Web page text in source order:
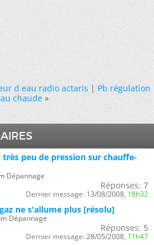
d eau radio actaris|Pb régulation
chaude »
très peu de pression sur chauffe-
Dépannage
Réponses: 7
Dernier message: 13/08/2008, 18h32
ne s'allume plus [résolu]
Dépannage
Réponses: 5
Dernier message: 28/05/2008, 11h47